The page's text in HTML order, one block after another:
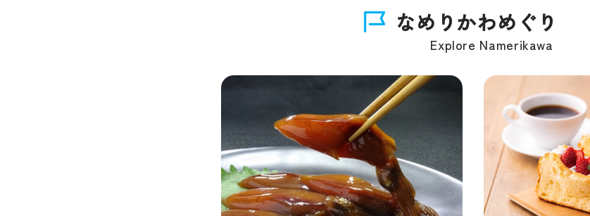
なめりかわめぐり
Explore Namerikawa